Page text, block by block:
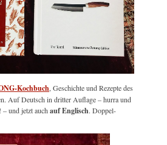
Kochbuch, Geschichte und Rezepte des
Auf Deutsch in dritter Auflage – hurra und
und jetzt auchauf Englisch. Doppel-